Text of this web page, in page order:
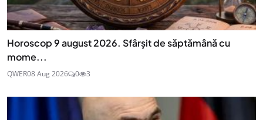
Horoscop 9 august 2026. Sfârșit de săptămână cu
mome...
QWER08 Aug 2026 0 3